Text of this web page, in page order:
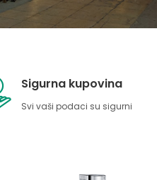
Sigurna kupovina
Svi vaši podaci su sigurni